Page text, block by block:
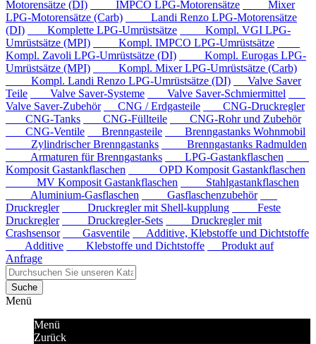
Motorensätze (DI)
IMPCO LPG-Motorensätze
Mixer
LPG-Motorensätze (Carb)
Landi Renzo LPG-Motorensätze
(DI)
Komplette LPG-Umrüstsätze
Kompl. VGI LPG-
Umrüstsätze (MPI)
Kompl. IMPCO LPG-Umrüstsätze
Kompl. Zavoli LPG-Umrüstsätze (DI)
Kompl. Eurogas LPG-
Umrüstsätze (MPI)
Kompl. Mixer LPG-Umrüstsätze (Carb)
Kompl. Landi Renzo LPG-Umrüstsätze (DI)
Valve Saver
Teile
Valve Saver-Systeme
Valve Saver-Schmiermittel
Valve Saver-Zubehör
CNG / Erdgasteile
CNG-Druckregler
CNG-Tanks
CNG-Füllteile
CNG-Rohr und Zubehör
CNG-Ventile
Brenngasteile
Brenngastanks Wohnmobil
Zylindrischer Brenngastanks
Brenngastanks Radmulden
Armaturen für Brenngastanks
LPG-Gastankflaschen
Komposit Gastankflaschen
OPD Komposit Gastankflaschen
MV Komposit Gastankflaschen
Stahlgastankflaschen
Aluminium-Gasflaschen
Gasflaschenzubehör
Druckregler
Druckregler mit Shell-kupplung
Feste
Druckregler
Druckregler-Sets
Druckregler mit
Crashsensor
Gasventile
Additive, Klebstoffe und Dichtstoffe
Additive
Klebstoffe und Dichtstoffe
Produkt auf
Anfrage
Suche
Menü
Menü
Zurück